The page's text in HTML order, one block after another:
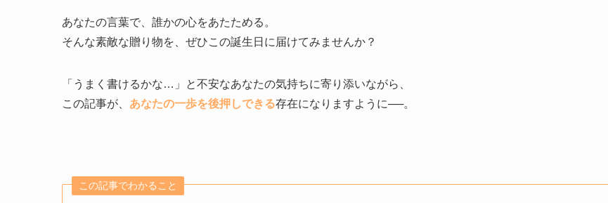
あなたの言葉で、誰かの心をあたためる。
そんな素敵な贈り物を、ぜひこの誕生日に届けてみませんか？
「うまく書けるかな…」と不安なあなたの気持ちに寄り添いながら、
この記事が、 あなたの一歩を後押しできる存在になりますように──。
この記事でわかること